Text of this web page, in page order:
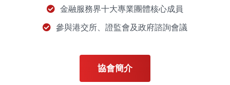
金融服務界十大專業團體核心成員
參與港交所、證監會及政府諮詢會議
協會簡介